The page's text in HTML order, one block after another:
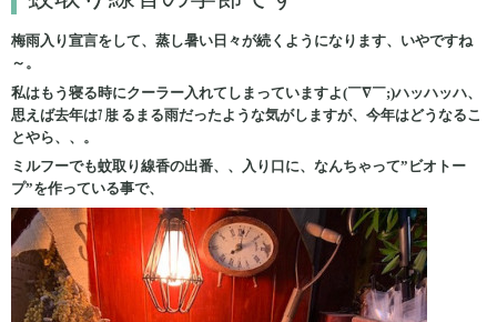
梅雨入り宣言をして、蒸し暑い日々が続くようになります、いやですね
～。
私はもう寝る時にクーラー入れてしまっていますよ(￣∇￣;)ハッハッハ、
思えば去年は㋆まるまる雨だったような気がしますが、今年はどうなるこ
とやら、、。
ミルフーでも蚊取り線香の出番、、入り口に、なんちゃって”ビオトー
プ”を作っている事で、